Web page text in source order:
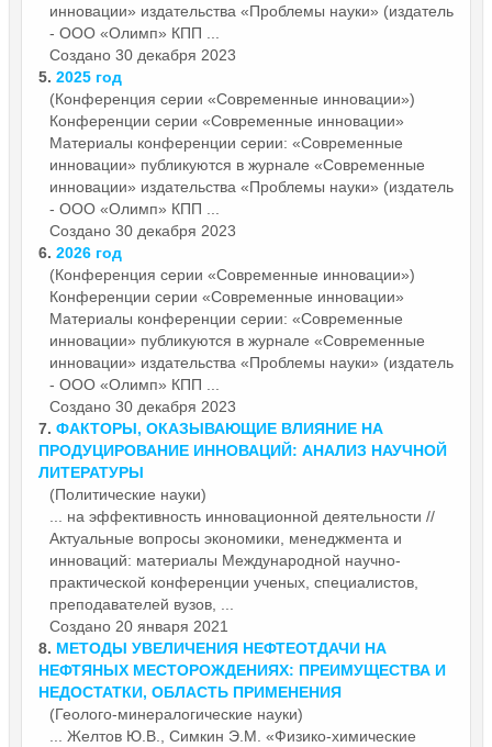
инновации» издательства «Проблемы науки» (издатель
- ООО «Олимп» КПП ...
Создано 30 декабря 2023
5. 2025 год
(Конференция серии «Современные инновации»)
Конференции серии «Современные инновации»
Материалы конференции серии: «Современные
инновации» публикуются в журнале «Современные
инновации» издательства «Проблемы науки» (издатель
- ООО «Олимп» КПП ...
Создано 30 декабря 2023
6. 2026 год
(Конференция серии «Современные инновации»)
Конференции серии «Современные инновации»
Материалы конференции серии: «Современные
инновации» публикуются в журнале «Современные
инновации» издательства «Проблемы науки» (издатель
- ООО «Олимп» КПП ...
Создано 30 декабря 2023
7. ФАКТОРЫ, ОКАЗЫВАЮЩИЕ ВЛИЯНИЕ НА
ПРОДУЦИРОВАНИЕ ИННОВАЦИЙ: АНАЛИЗ НАУЧНОЙ
ЛИТЕРАТУРЫ
(Политические науки)
... на эффективность инновационной деятельности //
Актуальные вопросы экономики, менеджмента и
инноваций: материалы Международной научно-
практической конференции ученых, специалистов,
преподавателей вузов, ...
Создано 20 января 2021
8. МЕТОДЫ УВЕЛИЧЕНИЯ НЕФТЕОТДАЧИ НА
НЕФТЯНЫХ МЕСТОРОЖДЕНИЯХ: ПРЕИМУЩЕСТВА И
НЕДОСТАТКИ, ОБЛАСТЬ ПРИМЕНЕНИЯ
(Геолого-минералогические науки)
... Желтов Ю.В., Симкин Э.М. «Физико-химические